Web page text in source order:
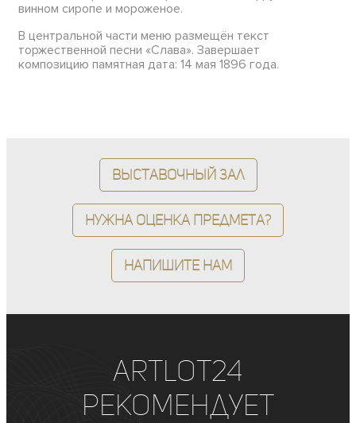
винном сиропе и мороженое.
В центральной части меню размещён текст
торжественной песни «Слава». Завершает
композицию памятная дата: 14 мая 1896 года.
Выставочный зал
Нужна оценка предмета?
Напишите нам
ArtLot24
рекомендует